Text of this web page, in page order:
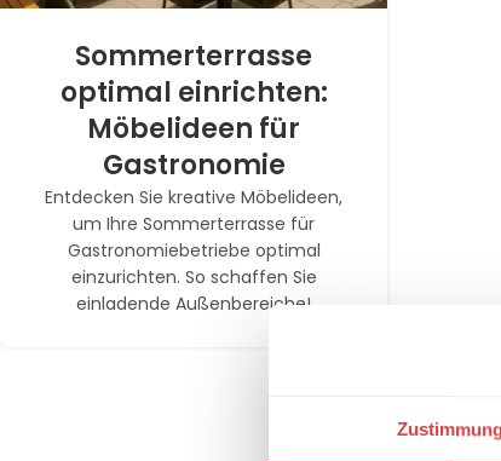
Sommerterrasse
optimal einrichten:
Möbelideen für
Gastronomie
Entdecken Sie kreative Möbelideen,
um Ihre Sommerterrasse für
Gastronomiebetriebe optimal
einzurichten. So schaffen Sie
einladende Außenbereiche!